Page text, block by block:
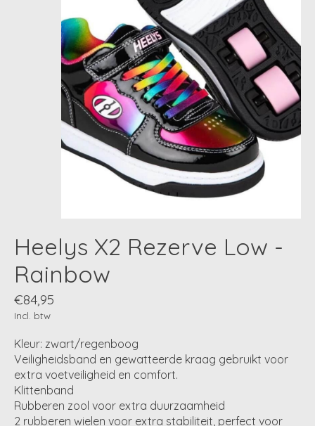
Heelys X2 Rezerve Low -
Rainbow
€84,95
Incl. btw
Kleur: zwart/regenboog
Veiligheidsband en gewatteerde kraag gebruikt voor
extra voetveiligheid en comfort.
Klittenband
Rubberen zool voor extra duurzaamheid
2 rubberen wielen voor extra stabiliteit, perfect voor